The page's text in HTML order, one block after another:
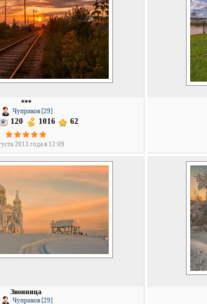
***
Чуприков [29]
120 1016 62
2013 года в 12:09
Звонница
Чуприков [29]